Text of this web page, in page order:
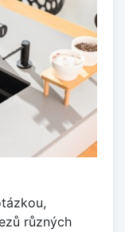
různých